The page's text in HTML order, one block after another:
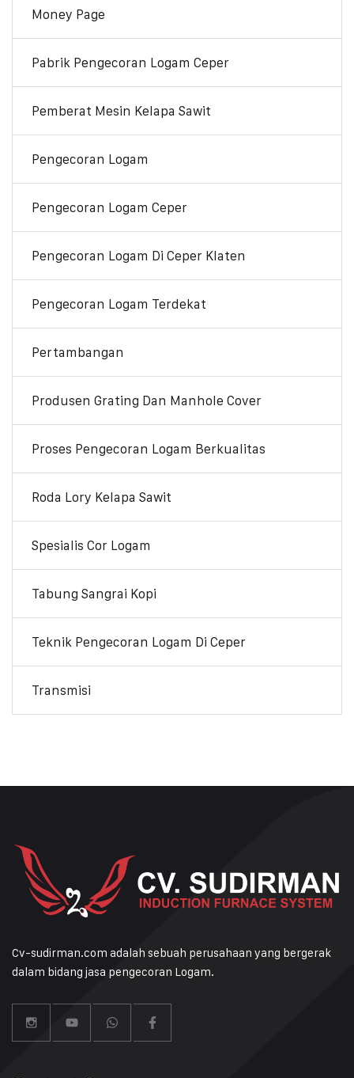
Money Page
Pabrik Pengecoran Logam Ceper
Pemberat Mesin Kelapa Sawit
Pengecoran Logam
Pengecoran Logam Ceper
Pengecoran Logam Di Ceper Klaten
Pengecoran Logam Terdekat
Pertambangan
Produsen Grating Dan Manhole Cover
Proses Pengecoran Logam Berkualitas
Roda Lory Kelapa Sawit
Spesialis Cor Logam
Tabung Sangrai Kopi
Teknik Pengecoran Logam Di Ceper
Transmisi
Cv-sudirman.com adalah sebuah perusahaan yang bergerak
dalam bidang jasa pengecoran Logam.